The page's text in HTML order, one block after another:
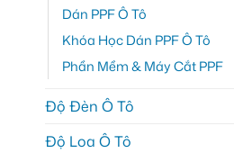
Dán PPF Ô Tô
Khóa Học Dán PPF Ô Tô
Phần Mềm & Máy Cắt PPF
Độ Đèn Ô Tô
Độ Loa Ô Tô